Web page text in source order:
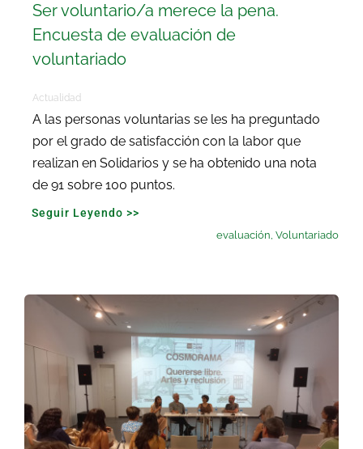
Ser voluntario/a merece la pena.
Encuesta de evaluación de
voluntariado
Actualidad
A las personas voluntarias se les ha preguntado
por el grado de satisfacción con la labor que
realizan en Solidarios y se ha obtenido una nota
de 91 sobre 100 puntos.
Seguir Leyendo >>
evaluación,Voluntariado